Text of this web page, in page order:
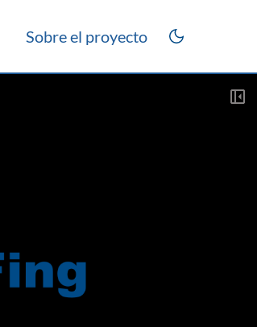
Sobre el proyecto